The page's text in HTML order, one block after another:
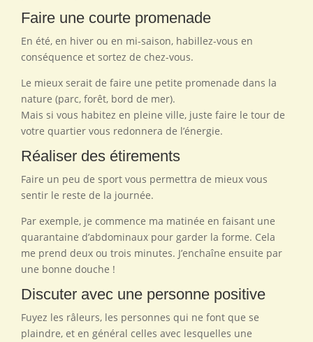
Faire une courte promenade
En été, en hiver ou en mi-saison, habillez-vous en
conséquence et sortez de chez-vous.
Le mieux serait de faire une petite promenade dans la
nature (parc, forêt, bord de mer).
Mais si vous habitez en pleine ville, juste faire le tour de
votre quartier vous redonnera de l’énergie.
Réaliser des étirements
Faire un peu de sport vous permettra de mieux vous
sentir le reste de la journée.
Par exemple, je commence ma matinée en faisant une
quarantaine d’abdominaux pour garder la forme. Cela
me prend deux ou trois minutes. J’enchaîne ensuite par
une bonne douche !
Discuter avec une personne positive
Fuyez les râleurs, les personnes qui ne font que se
plaindre, et en général celles avec lesquelles une